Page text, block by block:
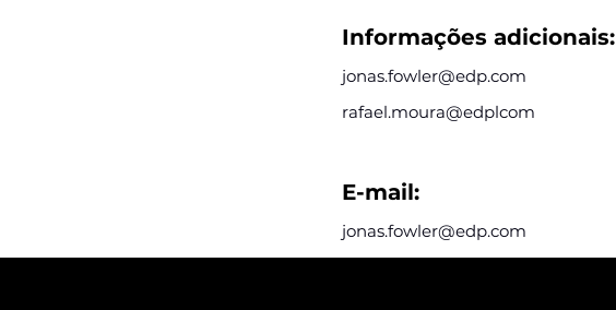
Informações adicionais:
jonas.fowler@edp.com
rafael.moura@edplcom
E-mail:
jonas.fowler@edp.com